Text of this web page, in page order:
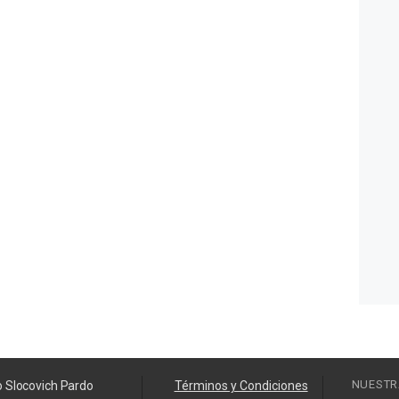
Slocovich Pardo Términos y Condiciones